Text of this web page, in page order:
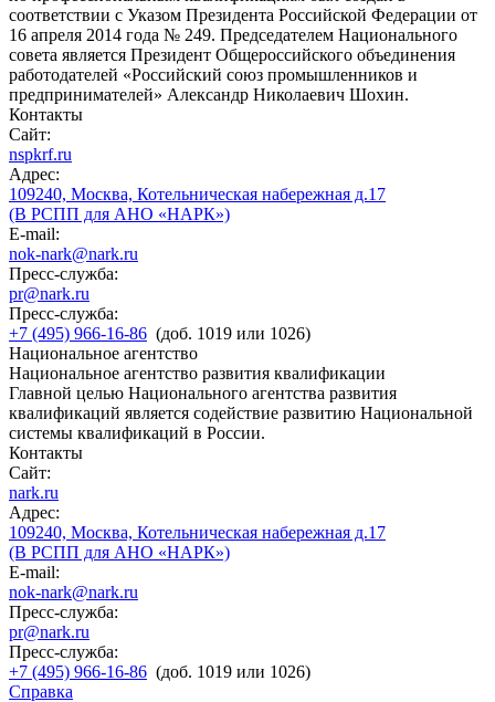
соответствии с Указом Президента Российской Федерации от
16 апреля 2014 года № 249. Председателем Национального
совета является Президент Общероссийского объединения
работодателей «Российский союз промышленников и
предпринимателей» Александр Николаевич Шохин.
Контакты
Сайт:
nspkrf.ru
Адрес:
109240, Москва, Котельническая набережная д.17
(В РСПП для АНО «НАРК»)
E-mail:
nok-nark@nark.ru
Пресс-служба:
pr@nark.ru
Пресс-служба:
+7 (495) 966-16-86 (доб. 1019 или 1026)
Национальное агентство
Национальное агентство развития квалификации
Главной целью Национального агентства развития
квалификаций является содействие развитию Национальной
системы квалификаций в России.
Контакты
Сайт:
nark.ru
Адрес:
109240, Москва, Котельническая набережная д.17
(В РСПП для АНО «НАРК»)
E-mail:
nok-nark@nark.ru
Пресс-служба:
pr@nark.ru
Пресс-служба:
+7 (495) 966-16-86 (доб. 1019 или 1026)
Справка